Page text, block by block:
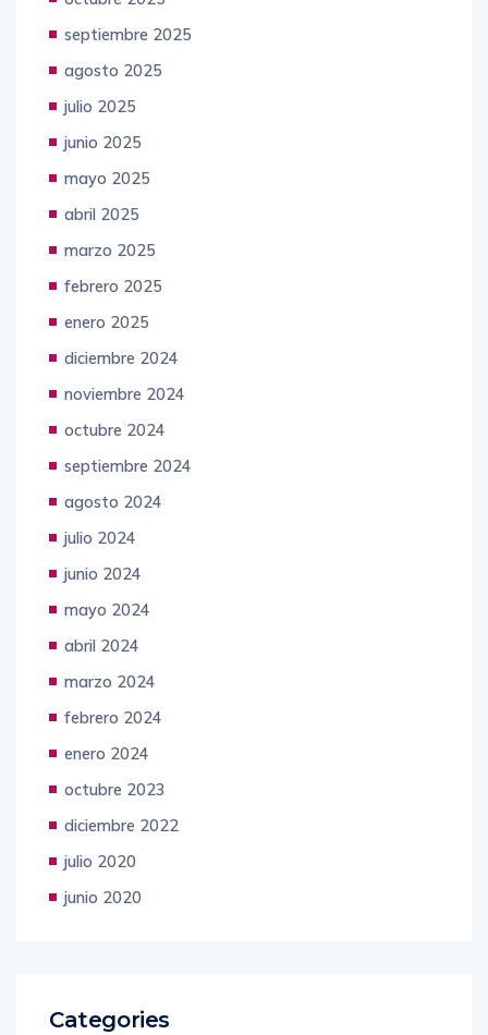
septiembre 2025
agosto 2025
julio 2025
junio 2025
mayo 2025
abril 2025
marzo 2025
febrero 2025
enero 2025
diciembre 2024
noviembre 2024
octubre 2024
septiembre 2024
agosto 2024
julio 2024
junio 2024
mayo 2024
abril 2024
marzo 2024
febrero 2024
enero 2024
octubre 2023
diciembre 2022
julio 2020
junio 2020
Categories